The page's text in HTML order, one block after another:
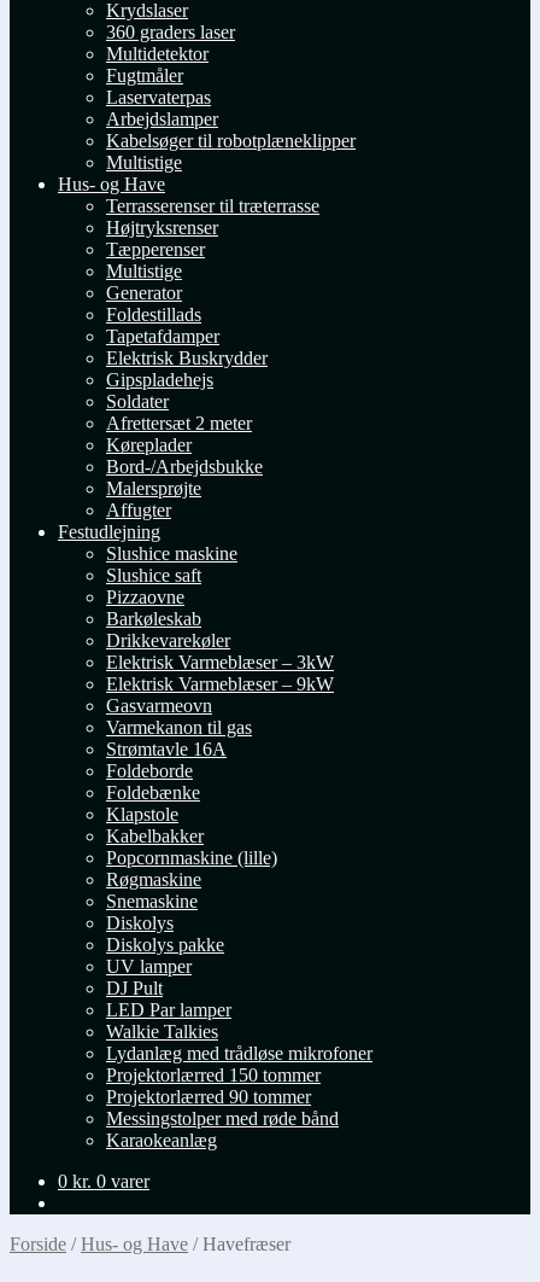
Krydslaser
360 graders laser
Multidetektor
Fugtmåler
Laservaterpas
Arbejdslamper
Kabelsøger til robotplæneklipper
Multistige
Hus- og Have
Terrasserenser til træterrasse
Højtryksrenser
Tæpperenser
Multistige
Generator
Foldestillads
Tapetafdamper
Elektrisk Buskrydder
Gipspladehejs
Soldater
Afrettersæt 2 meter
Køreplader
Bord-/Arbejdsbukke
Malersprøjte
Affugter
Festudlejning
Slushice maskine
Slushice saft
Pizzaovne
Barkøleskab
Drikkevarekøler
Elektrisk Varmeblæser – 3kW
Elektrisk Varmeblæser – 9kW
Gasvarmeovn
Varmekanon til gas
Strømtavle 16A
Foldeborde
Foldebænke
Klapstole
Kabelbakker
Popcornmaskine (lille)
Røgmaskine
Snemaskine
Diskolys
Diskolys pakke
UV lamper
DJ Pult
LED Par lamper
Walkie Talkies
Lydanlæg med trådløse mikrofoner
Projektorlærred 150 tommer
Projektorlærred 90 tommer
Messingstolper med røde bånd
Karaokeanlæg
0 kr. 0 varer
Forside /Hus- og Have /Havefræser